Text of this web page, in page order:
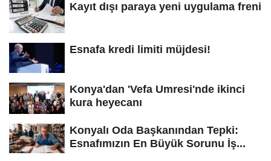
Kayıt dışı paraya yeni uygulama freni
Esnafa kredi limiti müjdesi!
Konya'dan 'Vefa Umresi'nde ikinci
kura heyecanı
Konyalı Oda Başkanından Tepki:
Esnafımızın En Büyük Sorunu İş...